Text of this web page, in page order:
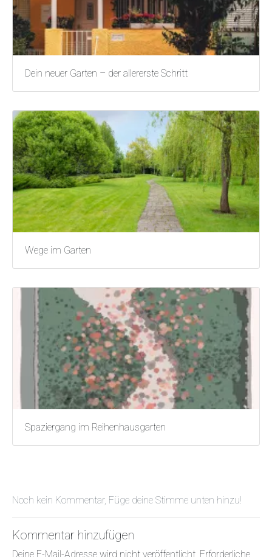
Dein neuer Garten – der allererste Schritt
Wege im Garten
Spaziergang im Reihenhausgarten
Noch kein Kommentar, Füge deine Stimme unten hinzu!
Kommentar hinzufügen
Deine E-Mail-Adresse wird nicht veröffentlicht. Erforderliche